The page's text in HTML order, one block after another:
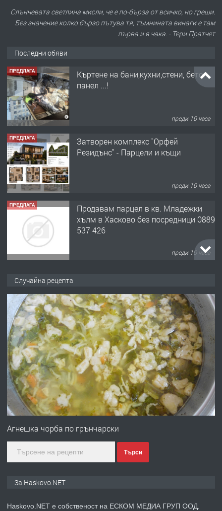
Слънчевата светлина мисли, че е по-бърза от всичко, но греши.
Без значение колко бързо пътува тя, тъмнината винаги е там
първа и я чака. - Тери Пратчет
Последни обяви
ПРЕДЛАГА
Къртене на бани,кухни,стени, бетон,
панел ...!
преди 10 часа
ПРЕДЛАГА
Затворен комплекс "Орфей
Резидънс" - Парцели и къщи
преди 10 часа
ПРЕДЛАГА
Продавам парцел в кв. Младежки
хълм в Хасково без посредници 0889
537 426
преди 10 часа
преди 10 часа
ПРЕДЛАГА Под НАЕМ двустаен Орфей
преди 3 дни
ПРЕДЛАГА
Нов апартамент на ул. Липа до
Случайна рецепта
Агнешка чорба по грънчарски
Търси
За Haskovo.NET
Haskovo.NET е собственост на ЕСКОМ МЕДИА ГРУП ООД.